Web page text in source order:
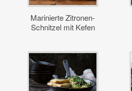
Marinierte Zitronen-
Schnitzel mit Kefen